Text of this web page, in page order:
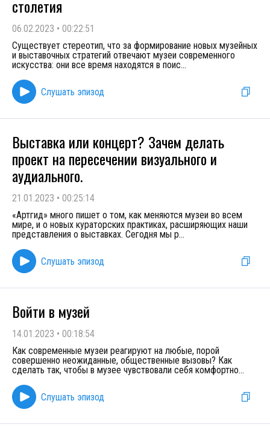
столетия
06.02.2023 • 00:22:51
Существует стереотип, что за формирование новых музейных
и выставочных стратегий отвечают музеи современного
искусства: они все время находятся в поис...
Слушать эпизод
Выставка или концерт? Зачем делать
проект на пересечении визуального и
аудиального.
21.01.2023 • 00:25:14
«Артгид» много пишет о том, как меняются музеи во всем
мире, и о новых кураторских практиках, расширяющих наши
представления о выставках. Сегодня мы р...
Слушать эпизод
Войти в музей
14.01.2023 • 00:18:54
Как современные музеи реагируют на любые, порой
совершенно неожиданные, общественные вызовы? Как
сделать так, чтобы в музее чувствовали себя комфортно...
Слушать эпизод